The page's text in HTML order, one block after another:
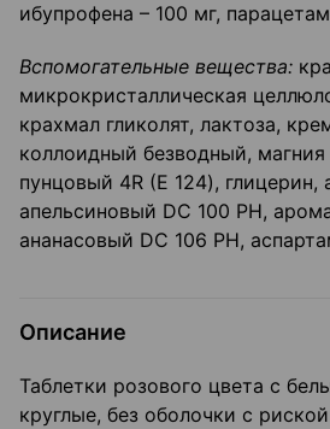
ибупрофена – 100 мг,
Вспомогательные вещества:
микрокристаллическая
крахмал гликолят, лактоза,
коллоидный безводный, магния
пунцовый 4R (Е 124), глицерин,
апельсиновый DC 100 PH,
ананасовый DC 106 PH,
Описание
Таблетки розового цвета с
круглые, без оболочки с